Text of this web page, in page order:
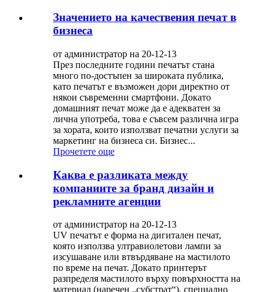
Значението на качествения печат в
бизнеса
от администратор на 20-12-13
През последните години печатът стана
много по-достъпен за широката публика,
като печатът е възможен дори директно от
някои съвременни смартфони. Докато
домашният печат може да е адекватен за
лична употреба, това е съвсем различна игра
за хората, които използват печатни услуги за
маркетинг на бизнеса си. Бизнес...
Прочетете още
Каква е разликата между
компаниите за бранд дизайн и
рекламните агенции
от администратор на 20-12-13
UV печатът е форма на дигитален печат,
която използва ултравиолетови лампи за
изсушаване или втвърдяване на мастилото
по време на печат. Докато принтерът
разпределя мастилото върху повърхността на
материал (наречен „субстрат“), специално